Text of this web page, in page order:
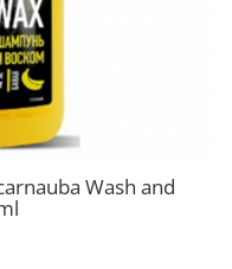
Wash and